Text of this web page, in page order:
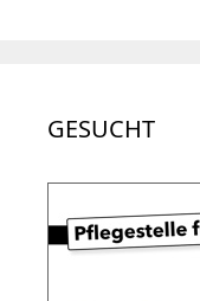
GESUCHT